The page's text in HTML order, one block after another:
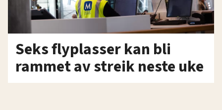
Seks flyplasser kan bli
rammet av streik neste uke